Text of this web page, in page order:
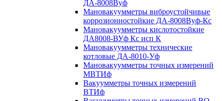
ДА-8008Вуф
Мановакуумметры виброустойчивые
коррозионностойкие ДА-8008Вуф-Кс
Мановакуумметры кислотостойкие
ДА8008-ВУф Кс исп К
Мановакуумметры технические
котловые ДА-8010-Уф
Мановакуумметры точных измерений
МВТИф
Вакуумметры точных измерений
ВТИф